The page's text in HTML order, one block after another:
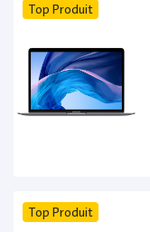
Top Produit
Top Produit